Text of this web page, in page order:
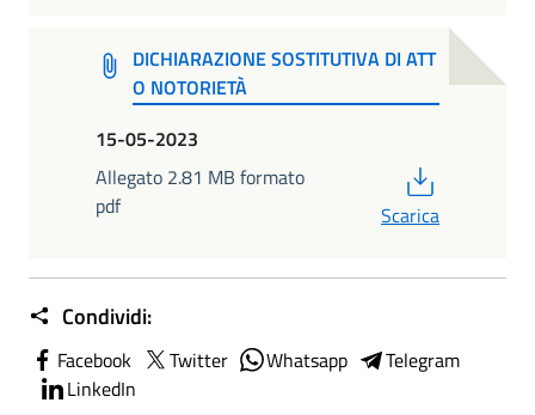
DICHIARAZIONE SOSTITUTIVA DI ATT
O NOTORIETÀ
15-05-2023
Allegato 2.81 MB formato
pdf
Scarica
Condividi:
Facebook Twitter Whatsapp
Telegram
LinkedIn